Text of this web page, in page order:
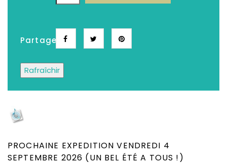
Partager
PROCHAINE EXPEDITION VENDREDI 4
SEPTEMBRE 2026 (UN BEL ÉTÉ A TOUS !)